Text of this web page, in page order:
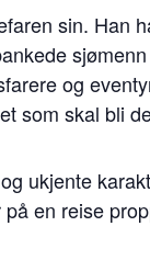
sin. Han
og
som skal bli
ukjente
en reise